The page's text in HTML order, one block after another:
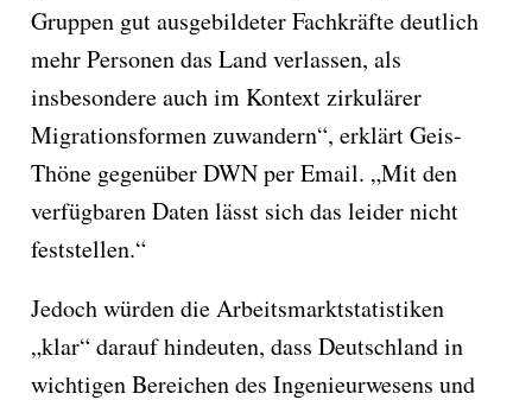
Gruppen gut ausgebildeter Fachkräfte deutlich
mehr Personen das Land verlassen, als
insbesondere auch im Kontext zirkulärer
Migrationsformen zuwandern“, erklärt Geis-
Thöne gegenüber DWN per Email. „Mit den
verfügbaren Daten lässt sich das leider nicht
feststellen.“
Jedoch würden die Arbeitsmarktstatistiken
„klar“ darauf hindeuten, dass Deutschland in
wichtigen Bereichen des Ingenieurwesens und